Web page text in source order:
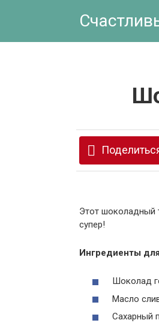
Этот шоколадный
супер!
Ингредиенты
Шоколад
Масло
Сахарный